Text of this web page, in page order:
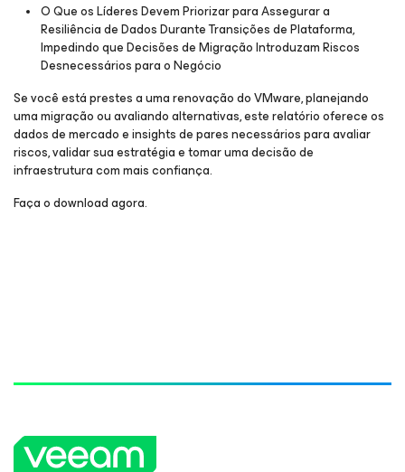
O Que os Líderes Devem Priorizar para Assegurar a
Resiliência de Dados Durante Transições de Plataforma,
Impedindo que Decisões de Migração Introduzam Riscos
Desnecessários para o Negócio
Se você está prestes a uma renovação do VMware, planejando
uma migração ou avaliando alternativas, este relatório oferece os
dados de mercado e insights de pares necessários para avaliar
riscos, validar sua estratégia e tomar uma decisão de
infraestrutura com mais confiança.
Faça o download agora.